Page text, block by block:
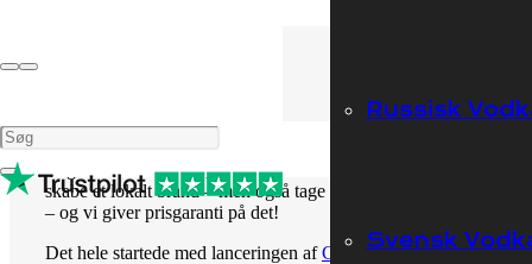
Russisk
Svensk
Bag firmaet Copenhagen Alcohol står ildsjælden Dennis
skabe et lokalt brand – men også tage det internationalt og
– og vi giver prisgaranti på det!
Det hele startede med lanceringen afCpH Vodkai 2016 – og